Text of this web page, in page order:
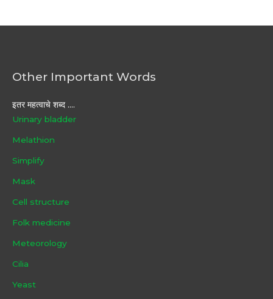
Other Important Words
इतर महत्वाचे शब्द ....
Urinary bladder
Melathion
Simplify
Mask
Cell structure
Folk medicine
Meteorology
Cilia
Yeast